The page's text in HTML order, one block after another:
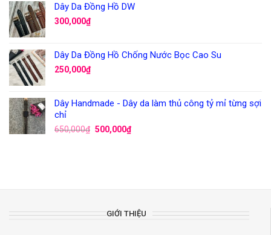
Dây Da Đồng Hồ DW
300,000₫
Dây Da Đồng Hồ Chống Nước Bọc Cao Su
250,000₫
Dây Handmade - Dây da làm thủ công tỷ mỉ từng sợi
chỉ
650,000₫ 500,000₫
GIỚI THIỆU